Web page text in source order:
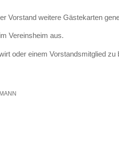
Vor­stand wei­te­re Gäs­te­kar­ten
Ver­eins­heim aus.
oder einem Vor­stands­mit­glied zu